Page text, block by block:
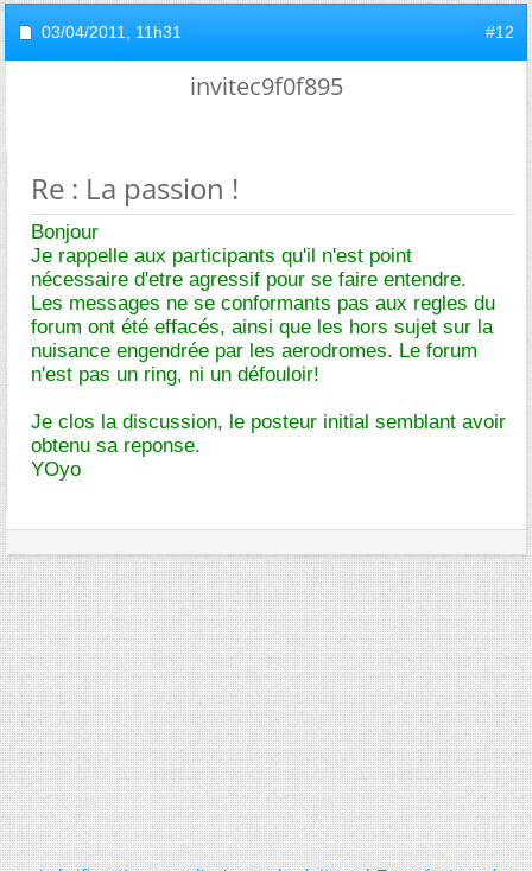
03/04/2011, 11h31 #12
invitec9f0f895
Re : La passion !
Bonjour
Je rappelle aux participants qu'il n'est point
nécessaire d'etre agressif pour se faire entendre.
Les messages ne se conformants pas aux regles du
forum ont été effacés, ainsi que les hors sujet sur la
nuisance engendrée par les aerodromes. Le forum
n'est pas un ring, ni un défouloir!
Je clos la discussion, le posteur initial semblant avoir
obtenu sa reponse.
YOyo